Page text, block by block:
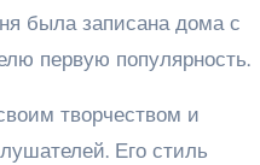
была записана дома с
первую популярность.
творчеством и
Его стиль